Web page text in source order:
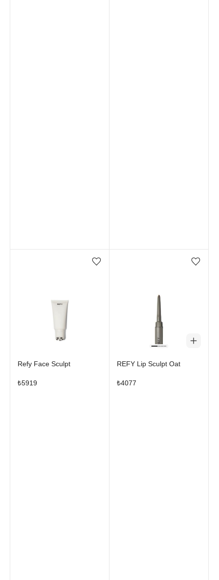
Favorilere ekle/çıkar
Refy Face Sculpt
₺5919
Favorilere ekle/çıkar
REFY Lip Sculpt Oat
₺4077